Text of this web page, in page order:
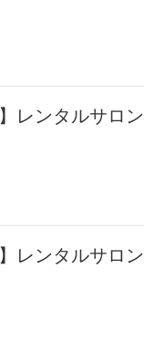
レンタルサロン
レンタルサロン